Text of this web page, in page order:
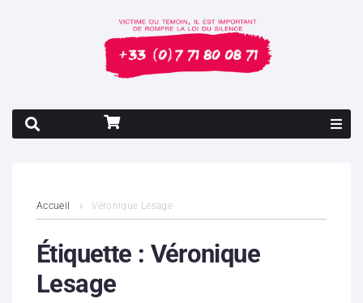
Contenus litigieux
Nous soutenir
Accueil Véronique Lesage
Étiquette : Véronique
Lesage